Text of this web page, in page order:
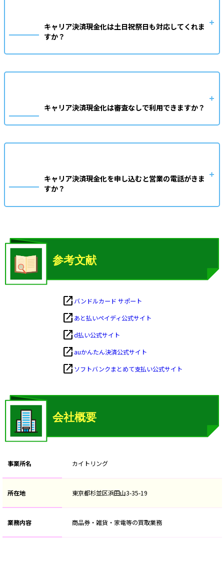
キャリア決済現金化は土日祝祭日も対応してくれま
すか？
キャリア決済現金化は審査なしで利用できますか？
キャリア決済現金化を申し込むと営業の電話がきま
すか？
open_in_new バンドルカード サポート
open_in_new あと払いペイディ公式サイト
open_in_newd払い公式サイト
open_in_new auかんたん決済公式サイト
open_in_new ソフトバンクまとめて支払い公式サイト
事業所名 カイトリング
所在地 東京都杉並区浜田山3-35-19
業務内容 商品券・雑貨・家電等の買取業務